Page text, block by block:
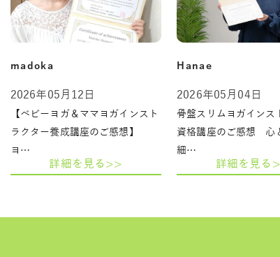
madoka
2026年05月12日
【ベビーヨガ＆ママヨガインスト
ラクター養成講座のご感想】
ヨ…
詳細を見る>>
Hanae
2026年05月04日
骨盤スリムヨガインス
資格講座のご感想 心
細…
詳細を見る